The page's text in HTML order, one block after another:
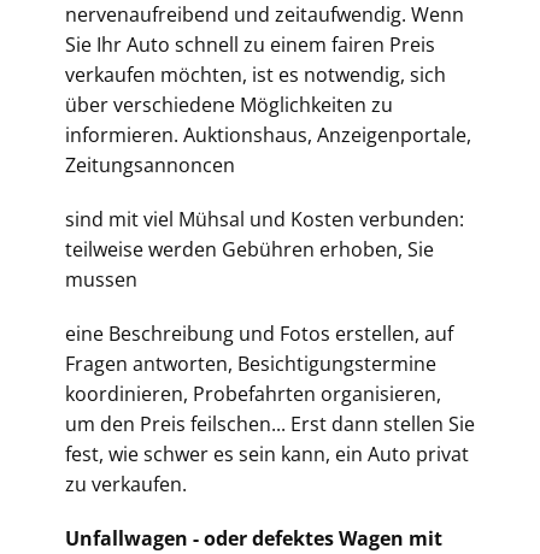
nervenaufreibend und zeitaufwendig. Wenn
Sie Ihr Auto schnell zu einem fairen Preis
verkaufen möchten, ist es notwendig, sich
über verschiedene Möglichkeiten zu
informieren. Auktionshaus, Anzeigenportale,
Zeitungsannoncen
sind mit viel Mühsal und Kosten verbunden:
teilweise werden Gebühren erhoben, Sie
mussen
eine Beschreibung und Fotos erstellen, auf
Fragen antworten, Besichtigungstermine
koordinieren, Probefahrten organisieren,
um den Preis feilschen... Erst dann stellen Sie
fest, wie schwer es sein kann, ein Auto privat
zu verkaufen.
Unfallwagen - oder defektes Wagen mit